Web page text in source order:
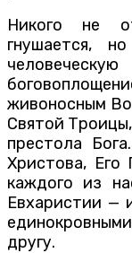
Никого не
гнушается,
живоносным
Святой
престола
Христова, Его
каждого из
Евхаристии —
другу.